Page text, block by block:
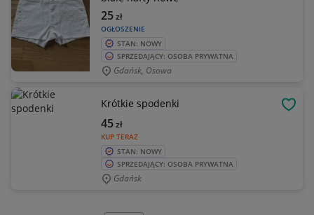
OGŁOSZENIE
25zł
STAN: NOWY
SPRZEDAJĄCY: OSOBA PRYWATNA
Gdańsk, Osowa
Krótkie spodenki
KUP TERAZ
45zł
STAN: NOWY
SPRZEDAJĄCY: OSOBA PRYWATNA
Gdańsk